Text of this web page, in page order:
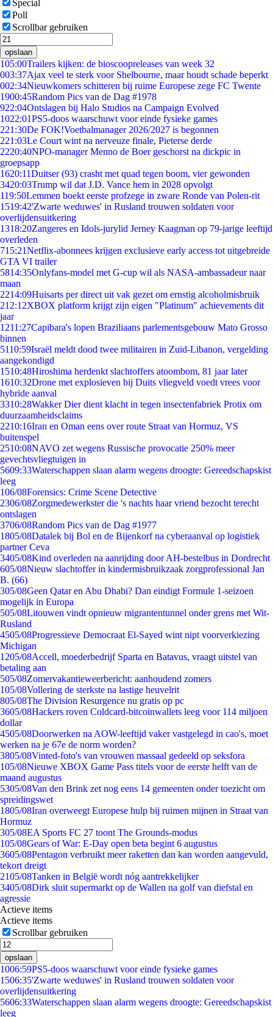
Special
Poll
Scrollbar gebruiken
opslaan
105:00Trailers kijken: de bioscoopreleases van week 32
003:37Ajax veel te sterk voor Shelbourne, maar houdt schade beperkt
002:34Nieuwkomers schitteren bij ruime Europese zege FC Twente
1900:45Random Pics van de Dag #1978
922:04Ontslagen bij Halo Studios na Campaign Evolved
1022:01PS5-doos waarschuwt voor einde fysieke games
221:30De FOK!Voetbalmanager 2026/2027 is begonnen
221:03Le Court wint na nerveuze finale, Pieterse derde
2220:40NPO-manager Menno de Boer geschorst na dickpic in
groepsapp
1620:11Duitser (93) crasht met quad tegen boom, vier gewonden
3420:03Trump wil dat J.D. Vance hem in 2028 opvolgt
119:50Lemmen boekt eerste profzege in zware Ronde van Polen-rit
1519:42'Zwarte weduwes' in Rusland trouwen soldaten voor
overlijdensuitkering
1318:20Zangeres en Idols-jurylid Jerney Kaagman op 79-jarige leeftijd
overleden
715:21Netflix-abonnees krijgen exclusieve early access tot uitgebreide
GTA VI trailer
5814:35Onlyfans-model met G-cup wil als NASA-ambassadeur naar
maan
2214:09Huisarts per direct uit vak gezet om ernstig alcoholmisbruik
212:12XBOX platform krijgt zijn eigen "Platinum" achievements dit
jaar
1211:27Capibara's lopen Braziliaans parlementsgebouw Mato Grosso
binnen
5110:59Israël meldt dood twee militairen in Zuid-Libanon, vergelding
aangekondigd
1510:48Hiroshima herdenkt slachtoffers atoombom, 81 jaar later
1610:32Drone met explosieven bij Duits vliegveld voedt vrees voor
hybride aanval
3310:28Wakker Dier dient klacht in tegen insectenfabriek Protix om
duurzaamheidsclaims
2210:16Iran en Oman eens over route Straat van Hormuz, VS
buitenspel
2510:08NAVO zet wegens Russische provocatie 250% meer
gevechtsvliegtuigen in
5609:33Waterschappen slaan alarm wegens droogte: Gereedschapskist
leeg
106/08Forensics: Crime Scene Detective
2306/08Zorgmedewerkster die 's nachts haar vriend bezocht terecht
ontslagen
3706/08Random Pics van de Dag #1977
1805/08Datalek bij Bol en de Bijenkorf na cyberaanval op logistiek
partner Ceva
3405/08Kind overleden na aanrijding door AH-bestelbus in Dordrecht
605/08Nieuw slachtoffer in kindermisbruikzaak zorgprofessional Jan
B. (66)
305/08Geen Qatar en Abu Dhabi? Dan eindigt Formule 1-seizoen
mogelijk in Europa
505/08Litouwen vindt opnieuw migrantentunnel onder grens met Wit-
Rusland
4505/08Progressieve Democraat El-Sayed wint nipt voorverkiezing
Michigan
1205/08Accell, moederbedrijf Sparta en Batavus, vraagt uitstel van
betaling aan
505/08Zomervakantieweerbericht: aanhoudend zomers
105/08Vollering de sterkste na lastige heuvelrit
805/08The Division Resurgence nu gratis op pc
3605/08Hackers roven Coldcard-bitcoinwallets leeg voor 114 miljoen
dollar
4505/08Doorwerken na AOW-leeftijd vaker vastgelegd in cao's, moet
werken na je 67e de norm worden?
3805/08Vinted-foto's van vrouwen massaal gedeeld op seksfora
105/08Nieuwe XBOX Game Pass titels voor de eerste helft van de
maand augustus
5305/08Van den Brink zet nog eens 14 gemeenten onder toezicht om
spreidingswet
1805/08Iran overweegt Europese hulp bij ruimen mijnen in Straat van
Hormuz
305/08EA Sports FC 27 toont The Grounds-modus
105/08Gears of War: E-Day open beta begint 6 augustus
3605/08Pentagon verbruikt meer raketten dan kan worden aangevuld,
tekort dreigt
2105/08Tanken in België wordt nóg aantrekkelijker
3405/08Dirk sluit supermarkt op de Wallen na golf van diefstal en
agressie
Actieve items
Actieve items
Scrollbar gebruiken
opslaan
1006:59PS5-doos waarschuwt voor einde fysieke games
1506:35'Zwarte weduwes' in Rusland trouwen soldaten voor
overlijdensuitkering
5606:33Waterschappen slaan alarm wegens droogte: Gereedschapskist
leeg